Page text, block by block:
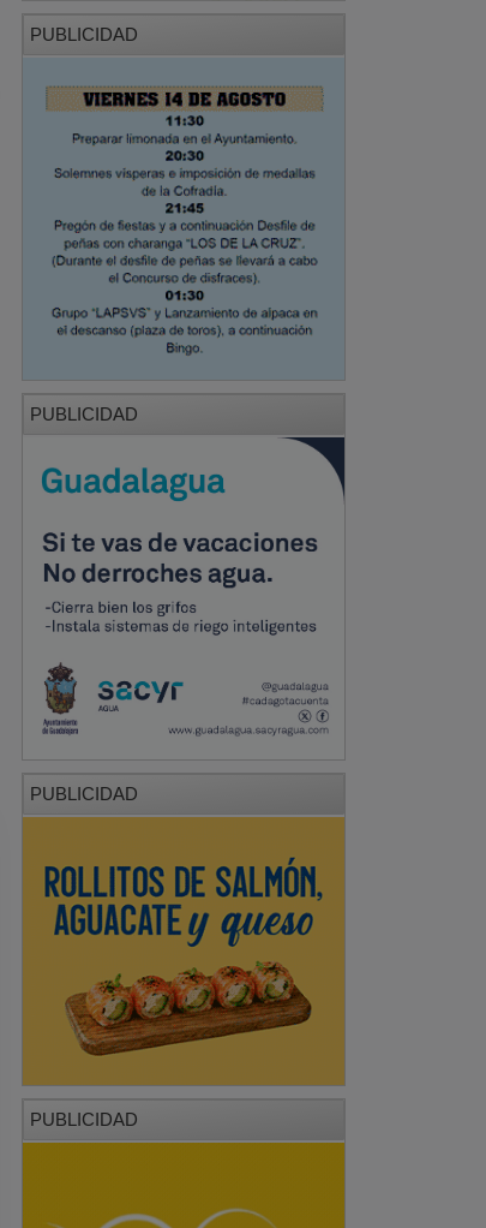
PUBLICIDAD
PUBLICIDAD
PUBLICIDAD
PUBLICIDAD